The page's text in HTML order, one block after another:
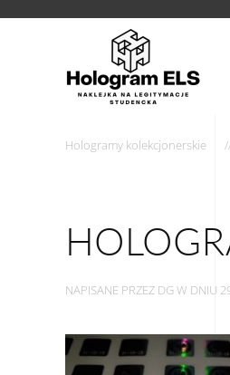
Hologramy kolekcjonerskie
NAPISANE PRZEZ DGW DNIU